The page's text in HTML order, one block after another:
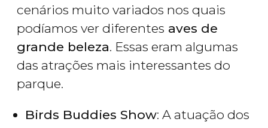
cenários muito variados nos quais
podíamos ver diferentes aves de
grande beleza. Essas eram algumas
das atrações mais interessantes do
parque.
Birds Buddies Show: A atuação dos